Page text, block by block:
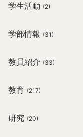
学生活動 (2)
学部情報 (31)
教員紹介 (33)
教育 (217)
研究 (20)